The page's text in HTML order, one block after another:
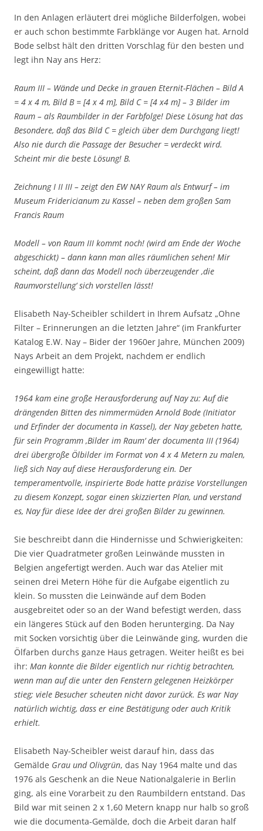
In den Anlagen erläutert drei mögliche Bilderfolgen, wobei
er auch schon bestimmte Farbklänge vor Augen hat. Arnold
Bode selbst hält den dritten Vorschlag für den besten und
legt ihn Nay ans Herz:
Raum III – Wände und Decke in grauen Eternit-Flächen – Bild A
= 4 x 4 m, Bild B = [4 x 4 m], Bild C = [4 x4 m] – 3 Bilder im
Raum – als Raumbilder in der Farbfolge! Diese Lösung hat das
Besondere, daß das Bild C = gleich über dem Durchgang liegt!
Also nie durch die Passage der Besucher = verdeckt wird.
Scheint mir die beste Lösung! B.
Zeichnung I II III – zeigt den EW NAY Raum als Entwurf – im
Museum Fridericianum zu Kassel – neben dem großen Sam
Francis Raum
Modell – von Raum III kommt noch! (wird am Ende der Woche
abgeschickt) – dann kann man alles räumlichen sehen! Mir
scheint, daß dann das Modell noch überzeugender ‚die
Raumvorstellung‘ sich vorstellen lässt!
Elisabeth Nay-Scheibler schildert in Ihrem Aufsatz „Ohne
Filter – Erinnerungen an die letzten Jahre“ (im Frankfurter
Katalog E.W. Nay – Bider der 1960er Jahre, München 2009)
Nays Arbeit an dem Projekt, nachdem er endlich
eingewilligt hatte:
1964 kam eine große Herausforderung auf Nay zu: Auf die
drängenden Bitten des nimmermüden Arnold Bode (Initiator
und Erfinder der documenta in Kassel), der Nay gebeten hatte,
für sein Programm ‚Bilder im Raum‘ der documenta III (1964)
drei übergroße Ölbilder im Format von 4 x 4 Metern zu malen,
ließ sich Nay auf diese Herausforderung ein. Der
temperamentvolle, inspirierte Bode hatte präzise Vorstellungen
zu diesem Konzept, sogar einen skizzierten Plan, und verstand
es, Nay für diese Idee der drei großen Bilder zu gewinnen.
Sie beschreibt dann die Hindernisse und Schwierigkeiten:
Die vier Quadratmeter großen Leinwände mussten in
Belgien angefertigt werden. Auch war das Atelier mit
seinen drei Metern Höhe für die Aufgabe eigentlich zu
klein. So mussten die Leinwände auf dem Boden
ausgebreitet oder so an der Wand befestigt werden, dass
ein längeres Stück auf den Boden herunterging. Da Nay
mit Socken vorsichtig über die Leinwände ging, wurden die
Ölfarben durchs ganze Haus getragen. Weiter heißt es bei
ihr: Man konnte die Bilder eigentlich nur richtig betrachten,
wenn man auf die unter den Fenstern gelegenen Heizkörper
stieg; viele Besucher scheuten nicht davor zurück. Es war Nay
natürlich wichtig, dass er eine Bestätigung oder auch Kritik
erhielt.
Elisabeth Nay-Scheibler weist darauf hin, dass das
Gemälde Grau und Olivgrün, das Nay 1964 malte und das
1976 als Geschenk an die Neue Nationalgalerie in Berlin
ging, als eine Vorarbeit zu den Raumbildern entstand. Das
Bild war mit seinen 2 x 1,60 Metern knapp nur halb so groß
wie die documenta-Gemälde, doch die Arbeit daran half